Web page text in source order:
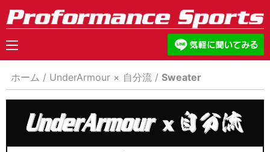
ホーム / UnderArmour × 自分流 / Sweater